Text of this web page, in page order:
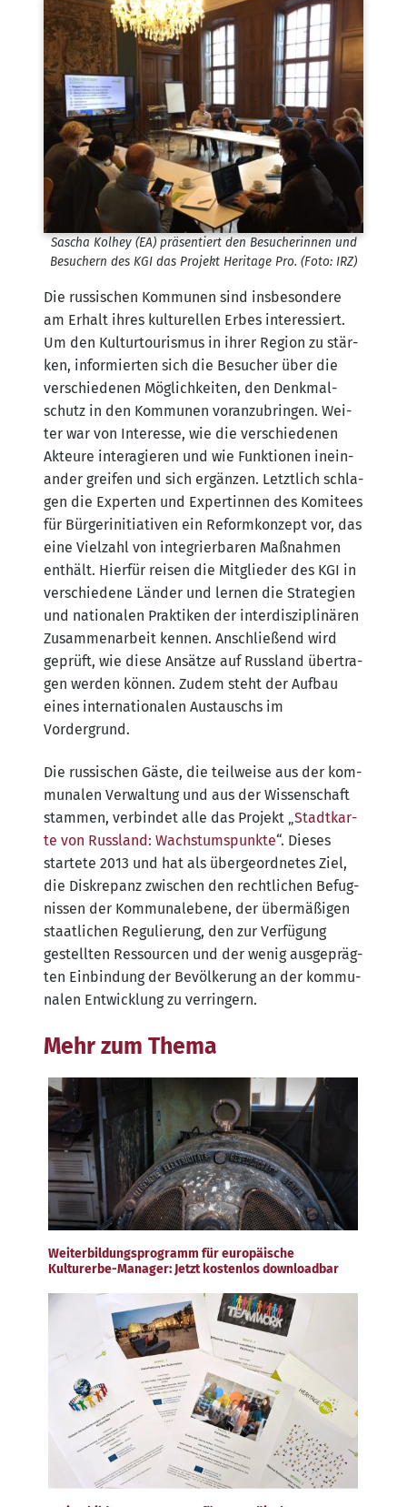
Sascha Kol­hey (EA) prä­sen­tiert den Besu­che­rin­nen und
Besu­chern des KGI das Pro­jekt Heri­ta­ge Pro. (Foto: IRZ)
Die rus­si­schen Kom­mu­nen sind ins­be­son­de­re
am Erhalt ihres kul­tu­rel­len Erbes inter­es­siert.
Um den Kul­tur­tou­ris­mus in ihrer Regi­on zu stär­
ken, infor­mier­ten sich die Besu­cher über die
ver­schie­de­nen Mög­lich­kei­ten, den Denk­mal­
schutz in den Kom­mu­nen vor­an­zu­brin­gen. Wei­
ter war von Inter­es­se, wie die ver­schie­de­nen
Akteu­re inter­agie­ren und wie Funk­tio­nen inein­
an­der grei­fen und sich ergän­zen. Letzt­lich schla­
gen die Exper­ten und Exper­tin­nen des Komi­tees
für Bür­ger­initia­ti­ven ein Reform­kon­zept vor, das
eine Viel­zahl von inte­grier­ba­ren Maß­nah­men
ent­hält. Hier­für rei­sen die Mit­glie­der des KGI in
ver­schie­de­ne Län­der und ler­nen die Stra­te­gien
und natio­na­len Prak­ti­ken der inter­dis­zi­pli­nä­ren
Zusam­men­ar­beit ken­nen. Anschlie­ßend wird
geprüft, wie die­se Ansät­ze auf Russ­land über­tra­
gen wer­den kön­nen. Zudem steht der Auf­bau
eines inter­na­tio­na­len Aus­tauschs im
Vordergrund.
Die rus­si­schen Gäs­te, die teil­wei­se aus der kom­
mu­na­len Ver­wal­tung und aus der Wis­sen­schaft
stam­men, ver­bin­det alle das Pro­jekt „Stadt­kar­
te von Russ­land: Wachs­tums­punk­te“. Die­ses
star­te­te 2013 und hat als über­ge­ord­ne­tes Ziel,
die Dis­kre­panz zwi­schen den recht­li­chen Befug­
nis­sen der Kom­mu­nal­ebe­ne, der über­mä­ßi­gen
staat­li­chen Regu­lie­rung, den zur Ver­fü­gung
gestell­ten Res­sour­cen und der wenig aus­ge­präg­
ten Ein­bin­dung der Bevöl­ke­rung an der kom­mu­
na­len Ent­wick­lung zu verringern.
Mehr zum Thema
Weiterbildungsprogramm für europäische
Kulturerbe-Manager: Jetzt kostenlos downloadbar